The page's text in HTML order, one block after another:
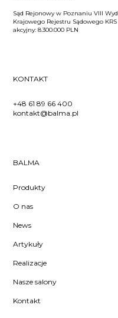
Sąd Rejonowy w Poznaniu VIII
Krajowego Rejestru Sądowego
akcyjny: 8.300.000 PLN
KONTAKT
+48 61 89 66 400
kontakt@balma.pl
BALMA
Produkty
O nas
News
Artykuły
Realizacje
Nasze salony
Kontakt